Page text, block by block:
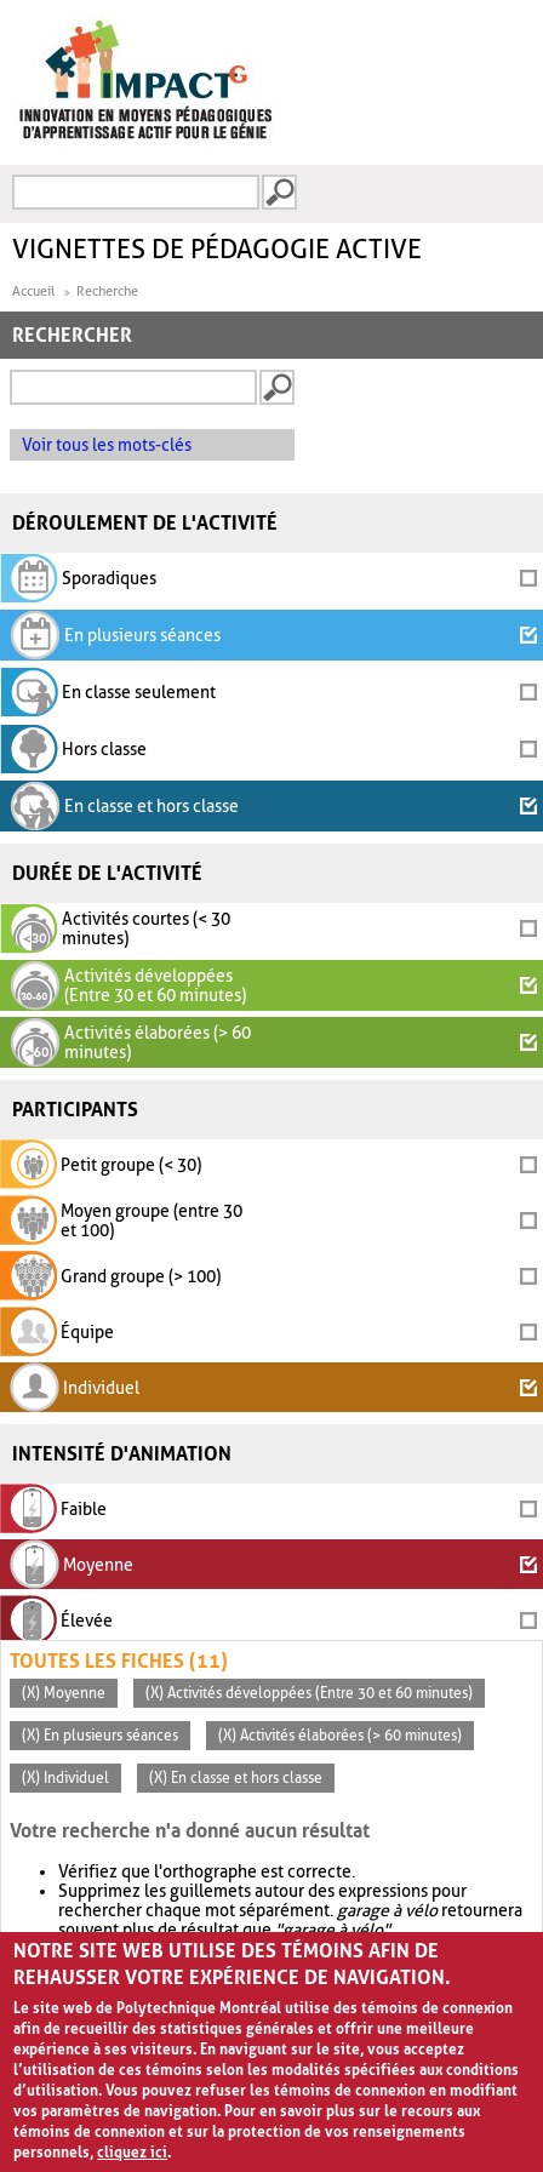
FORMULAIRE DE
VIGNETTES DE PÉDAGOGIE ACTIVE
Accueil Recherche
RECHERCHER
Voir tous les mots-clés
DÉROULEMENT DE L'ACTIVITÉ
Sporadiques
En plusieurs séances
En classe seulement
Hors classe
En classe et hors classe
DURÉE DE L'ACTIVITÉ
Activités courtes (< 30
minutes)
Activités développées
(Entre 30 et 60 minutes)
Activités élaborées (> 60
minutes)
PARTICIPANTS
Petit groupe (< 30)
Moyen groupe (entre 30
et 100)
Grand groupe (> 100)
Équipe
Individuel
INTENSITÉ D'ANIMATION
Faible
Moyenne
Élevée
TOUTES LES FICHES (11)
(X) Moyenne (X) Activités développées (Entre 30 et 60 minutes)
(X) En plusieurs séances (X) Activités élaborées (> 60 minutes)
(X) Individuel (X) En classe et hors classe
Votre recherche n'a donné aucun résultat
Vérifiez que l'orthographe est correcte.
Supprimez les guillemets autour des expressions pour
rechercher chaque mot séparément. garage à véloretournera
souvent plus de résultat que"garage à vélo".
Envisagez d'élargir votre recherche avec OR.garage OR vélo
retournera souvent plus de résultat quegarage à vélo
NOTRE SITE WEB UTILISE DES TÉMOINS AFIN DE
REHAUSSER VOTRE EXPÉRIENCE DE NAVIGATION.
Le site web de Polytechnique Montréal utilise des témoins de connexion
afin de recueillir des statistiques générales et offrir une meilleure
expérience à ses visiteurs. En naviguant sur le site, vous acceptez
l’utilisation de ces témoins selon les modalités spécifiées aux conditions
d’utilisation. Vous pouvez refuser les témoins de connexion en modifiant
vos paramètres de navigation. Pour en savoir plus sur le recours aux
témoins de connexion et sur la protection de vos renseignements
personnels,cliquez ici.